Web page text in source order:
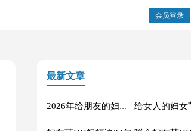
会员登录
最新文章